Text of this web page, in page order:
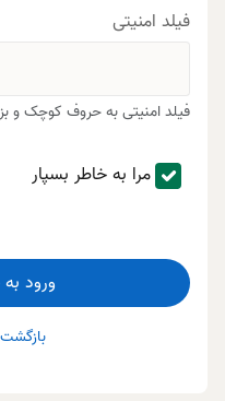
فیلد امنیتی
فیلد امنیتی به حروف کوچک
مرا به خاطر بسپار
ورود